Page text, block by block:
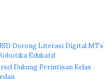
Dorong Literasi Digital MTs
Edukatif
Dukung Perintisan Kelas